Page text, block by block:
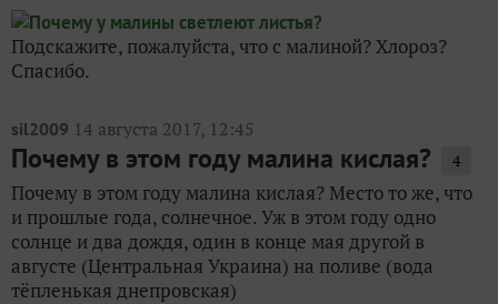
Подскажите, пожалуйста, что с малиной? Хлороз?
Спасибо.
sil2009 14 августа 2017, 12:45
Почему в этом году малина кислая? 4
Почему в этом году малина кислая? Место то же, что
и прошлые года, солнечное. Уж в этом году одно
солнце и два дождя, один в конце мая другой в
августе (Центральная Украина) на поливе (вода
тёпленькая днепровская)